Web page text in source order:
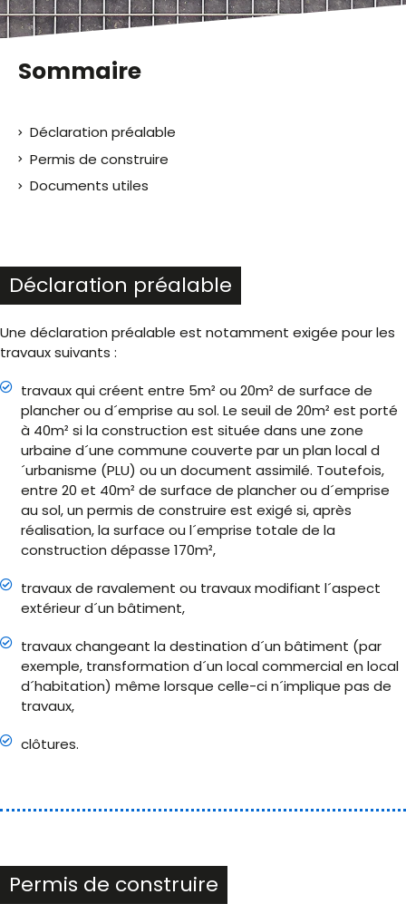
Sommaire
Déclaration préalable
Permis de construire
Documents utiles
Déclaration préalable
Une déclaration préalable est notamment exigée pour les
travaux suivants :
travaux qui créent entre 5m² ou 20m² de surface de
plancher ou d´emprise au sol. Le seuil de 20m² est porté
à 40m² si la construction est située dans une zone
urbaine d´une commune couverte par un plan local d
´urbanisme (PLU) ou un document assimilé. Toutefois,
entre 20 et 40m² de surface de plancher ou d´emprise
au sol, un permis de construire est exigé si, après
réalisation, la surface ou l´emprise totale de la
construction dépasse 170m²,
travaux de ravalement ou travaux modifiant l´aspect
extérieur d´un bâtiment,
travaux changeant la destination d´un bâtiment (par
exemple, transformation d´un local commercial en local
d´habitation) même lorsque celle-ci n´implique pas de
travaux,
clôtures.
Permis de construire